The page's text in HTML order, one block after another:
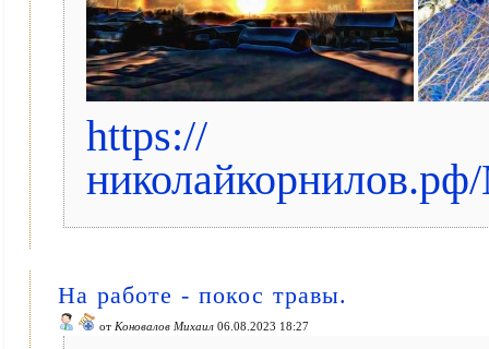
https://
На работе - покос травы.
от Коновалов Михаил 06.08.2023 18:27